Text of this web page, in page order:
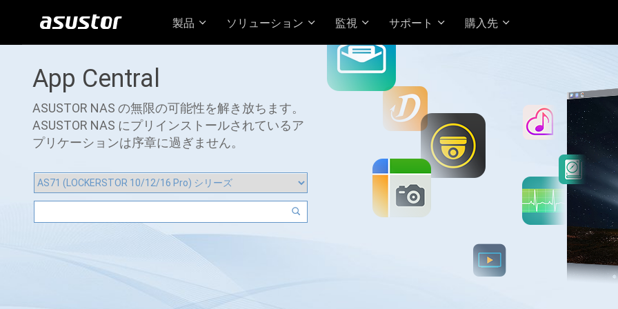
製品 ソリューション 監視 サポート 購入先
App Central
ASUSTOR NAS の無限の可能性を解き放ちます。
ASUSTOR NAS にプリインストールされているア
プリケーションは序章に過ぎません。